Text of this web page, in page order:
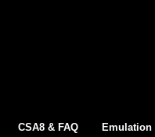
CSA8 & FAQ Emulation